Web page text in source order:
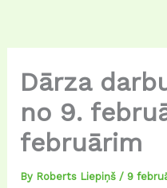
Dārza
no 9.
februārim
By Roberts Liepiņš / 9